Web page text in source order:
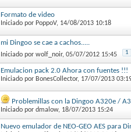
Formato de video
Iniciado por PoppoV, 14/08/2013 10:18
mi Dingoo se cae a cachos.....
Iniciado por wolf_noir, 05/07/2012 15:45 1
Emulacion pack 2.0 Ahora con fuentes !!!
Iniciado por BonesCollector, 17/07/2013
Problemillas con la Dingoo A320e /
Iniciado por dmalow, 18/07/2013 15:24
Nuevo emulador de NEO-GEO AES para